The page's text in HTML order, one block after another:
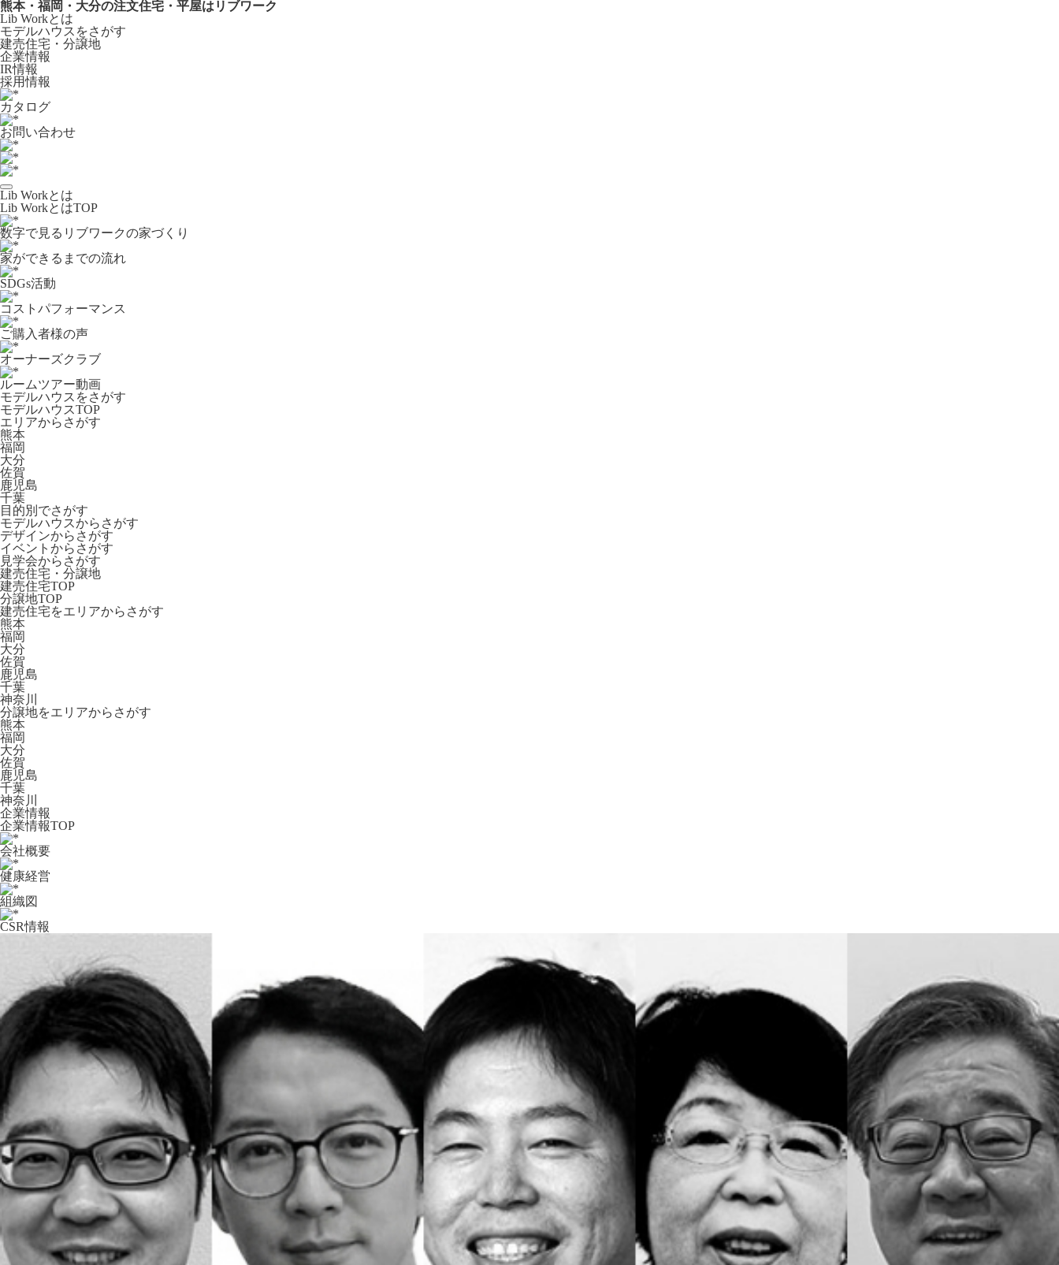
熊本・福岡・大分の注文住宅・平屋はリブワーク
Lib Workとは
モデルハウスをさがす
建売住宅・分譲地
企業情報
IR情報
採用情報
カタログ
お問い合わせ
Lib Workとは
Lib WorkとはTOP
数字で⾒るリブワークの家づくり
家ができるまでの流れ
SDGs活動
コストパフォーマンス
ご購入者様の声
オーナーズクラブ
ルームツアー動画
モデルハウスをさがす
モデルハウスTOP
エリアからさがす
熊本
福岡
大分
佐賀
鹿児島
千葉
目的別でさがす
モデルハウスからさがす
デザインからさがす
イベントからさがす
見学会からさがす
建売住宅・分譲地
建売住宅TOP
分譲地TOP
建売住宅をエリアからさがす
熊本
福岡
大分
佐賀
鹿児島
千葉
神奈川
分譲地をエリアからさがす
熊本
福岡
大分
佐賀
鹿児島
千葉
神奈川
企業情報
企業情報TOP
会社概要
健康経営
組織図
CSR情報